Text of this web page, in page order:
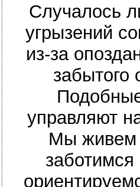
Случалось
угрызений
из-за
забытого
управляют
Мы живем